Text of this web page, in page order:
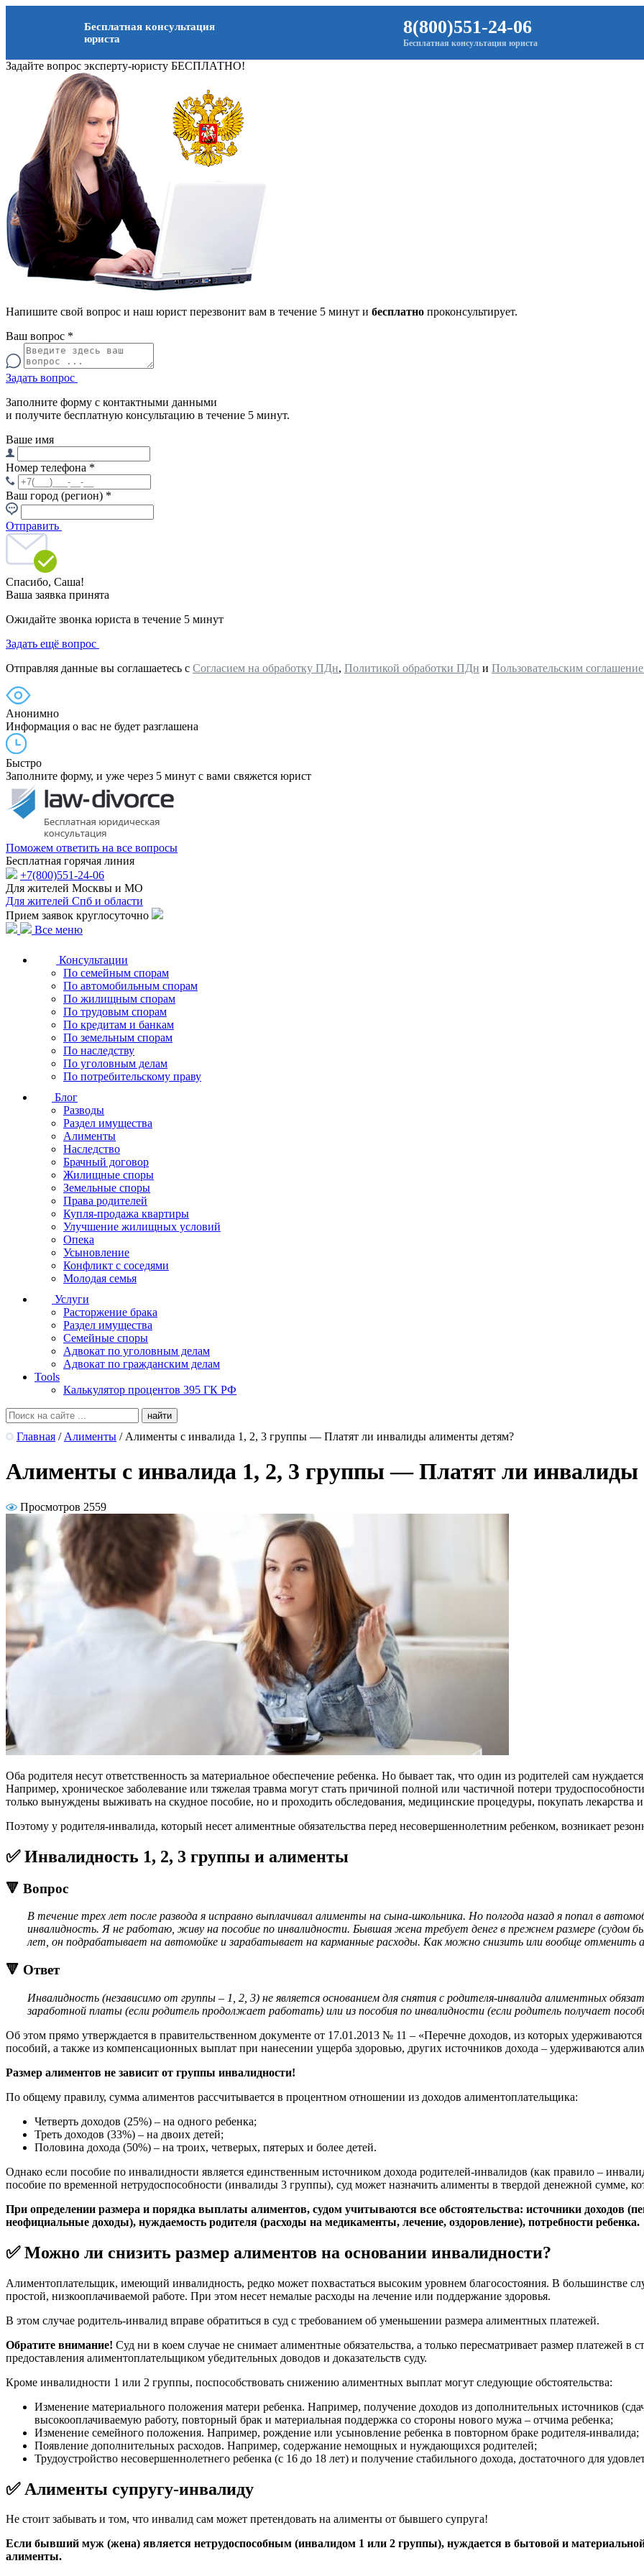
Бесплатная консультация
юриста
8(800)551-24-06
Бесплатная консультация юриста
Задайте вопрос эксперту-юристу БЕСПЛАТНО!
Напишите свой вопрос и наш юрист перезвонит вам в течение 5 минут и бесплатно проконсультирует.
Ваш вопрос *
Задать вопрос
Заполните форму с контактными данными
и получите бесплатную консультацию в течение 5 минут.
Ваше имя
Номер телефона *
Ваш город (регион) *
Отправить
Спасибо, Саша!
Ваша заявка принята
Ожидайте звонка юриста в течение 5 минут
Задать ещё вопрос
Отправляя данные вы соглашаетесь с Согласием на обработку ПДн, Политикой обработки ПДн и Пользовательским
Анонимно
Информация о вас не будет разглашена
Быстро
Заполните форму, и уже через 5 минут с вами свяжется юрист
Поможем ответить на все вопросы
Бесплатная горячая линия
+7(800)551-24-06
Для жителей Москвы и МО
Для жителей Спб и области
Прием заявок круглосуточно
Все меню
Консультации
По семейным спорам
По автомобильным спорам
По жилищным спорам
По трудовым спорам
По кредитам и банкам
По земельным спорам
По наследству
По уголовным делам
По потребительскому праву
Блог
Разводы
Раздел имущества
Алименты
Наследство
Брачный договор
Жилищные споры
Земельные споры
Права родителей
Купля-продажа квартиры
Улучшение жилищных условий
Опека
Усыновление
Конфликт с соседями
Молодая семья
Услуги
Расторжение брака
Раздел имущества
Семейные споры
Адвокат по уголовным делам
Адвокат по гражданским делам
Tools
Калькулятор процентов 395 ГК РФ
Главная / Алименты / Алименты с инвалида 1, 2, 3 группы — Платят ли инвалиды алименты детям?
Алименты с инвалида 1, 2, 3 группы — Платят ли
Просмотров 2559
Оба родителя несут ответственность за материальное обеспечение ребенка. Но бывает так, что один из родителей сам
Например, хроническое заболевание или тяжелая травма могут стать причиной полной или частичной потери
только вынуждены выживать на скудное пособие, но и проходить обследования, медицинские процедуры, покупать лекарства и
Поэтому у родителя-инвалида, который несет алиментные обязательства перед несовершеннолетним ребенком, возникает
✅ Инвалидность 1, 2, 3 группы и алименты
🔻 Вопрос
В течение трех лет после развода я исправно выплачивал алименты на сына-школьника. Но полгода назад я попал в
инвалидность. Я не работаю, живу на пособие по инвалидности. Бывшая жена требует денег в прежнем размере (судом
лет, он подрабатывает на автомойке и зарабатывает на карманные расходы. Как можно снизить или вообще отменить
🔻 Ответ
Инвалидность (независимо от группы – 1, 2, 3) не является основанием для снятия с родителя-инвалида алиментных
заработной платы (если родитель продолжает работать) или из пособия по инвалидности (если родитель получает
Об этом прямо утверждается в правительственном документе от 17.01.2013 № 11 – «Перечне доходов, из которых
пособий, а также из компенсационных выплат при нанесении ущерба здоровью, других источников дохода – удерживаются
Размер алиментов не зависит от группы инвалидности!
По общему правилу, сумма алиментов рассчитывается в процентном отношении из доходов алиментоплательщика:
Четверть доходов (25%) – на одного ребенка;
Треть доходов (33%) – на двоих детей;
Половина дохода (50%) – на троих, четверых, пятерых и более детей.
Однако если пособие по инвалидности является единственным источником дохода родителей-инвалидов (как правило –
пособие по временной нетрудоспособности (инвалиды 3 группы), суд может назначить алименты в твердой денежной сумме,
При определении размера и порядка выплаты алиментов, судом учитываются все обстоятельства: источники доходов
неофициальные доходы), нуждаемость родителя (расходы на медикаменты, лечение, оздоровление), потребности ребенка.
✅ Можно ли снизить размер алиментов на основании инвалидности?
Алиментоплательщик, имеющий инвалидность, редко может похвастаться высоким уровнем благосостояния. В большинстве
простой, низкооплачиваемой работе. При этом несет немалые расходы на лечение или поддержание здоровья.
В этом случае родитель-инвалид вправе обратиться в суд с требованием об уменьшении размера алиментных платежей.
Обратите внимание! Суд ни в коем случае не снимает алиментные обязательства, а только пересматривает размер платежей
предоставления алиментоплательщиком убедительных доводов и доказательств суду.
Кроме инвалидности 1 или 2 группы, поспособствовать снижению алиментных выплат могут следующие обстоятельства:
Изменение материального положения матери ребенка. Например, получение доходов из дополнительных источников
высокооплачиваемую работу, повторный брак и материальная поддержка со стороны нового мужа – отчима ребенка;
Изменение семейного положения. Например, рождение или усыновление ребенка в повторном браке родителя-инвалида;
Появление дополнительных расходов. Например, содержание немощных и нуждающихся родителей;
Трудоустройство несовершеннолетнего ребенка (с 16 до 18 лет) и получение стабильного дохода, достаточного для
✅ Алименты супругу-инвалиду
Не стоит забывать и том, что инвалид сам может претендовать на алименты от бывшего супруга!
Если бывший муж (жена) является нетрудоспособным (инвалидом 1 или 2 группы), нуждается в бытовой и
алименты.